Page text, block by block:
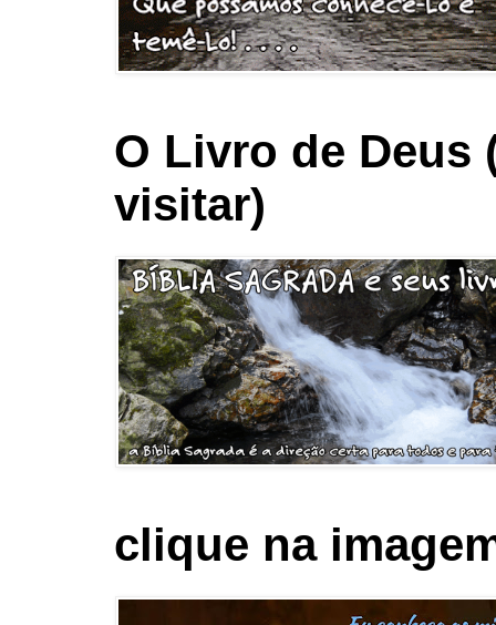
O Livro de Deus
visitar)
clique na